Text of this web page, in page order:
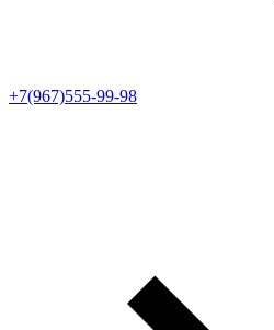
+7(967)555-99-98